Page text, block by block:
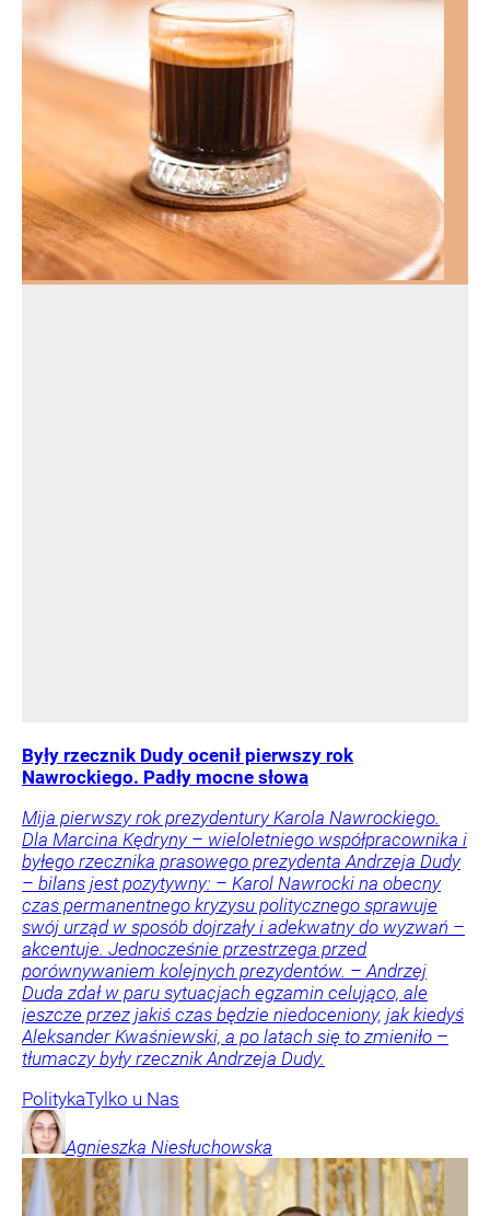
Były rzecznik Dudy ocenił pierwszy rok
Nawrockiego. Padły mocne słowa
Mija pierwszy rok prezydentury Karola Nawrockiego.
Dla Marcina Kędryny – wieloletniego współpracownika i
byłego rzecznika prasowego prezydenta Andrzeja Dudy
– bilans jest pozytywny: – Karol Nawrocki na obecny
czas permanentnego kryzysu politycznego sprawuje
swój urząd w sposób dojrzały i adekwatny do wyzwań –
akcentuje. Jednocześnie przestrzega przed
porównywaniem kolejnych prezydentów. – Andrzej
Duda zdał w paru sytuacjach egzamin celująco, ale
jeszcze przez jakiś czas będzie niedoceniony, jak kiedyś
Aleksander Kwaśniewski, a po latach się to zmieniło –
tłumaczy były rzecznik Andrzeja Dudy.
PolitykaTylko u Nas
Agnieszka Niesłuchowska